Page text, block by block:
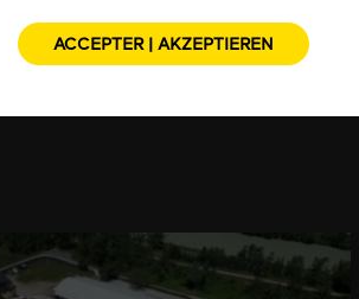
ACCEPTER | AKZEPTIEREN